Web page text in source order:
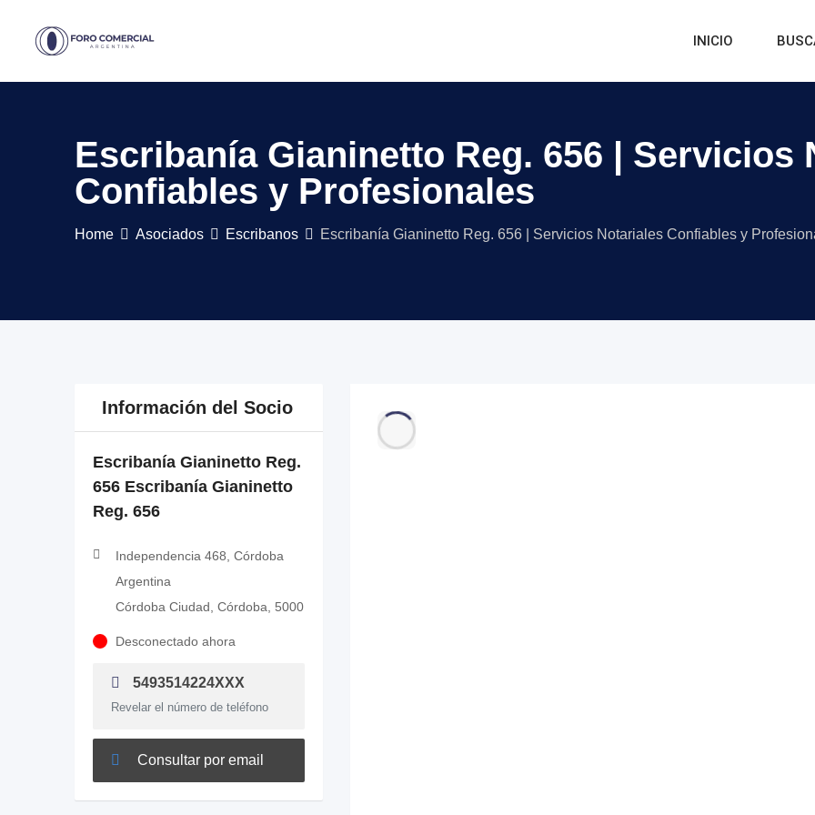
INICIO
Escribanía Gianinetto Reg. 656 | Servicios
Confiables y Profesionales
Home Asociados Escribanos Escribanía Gianinetto Reg. 656 | Servicios Notariales Confiables y
Información del Socio
Escribanía Gianinetto Reg.
656 Escribanía Gianinetto
Reg. 656
Independencia 468, Córdoba
Argentina
Córdoba Ciudad, Córdoba, 5000
Desconectado ahora
5493514224XXX
Revelar el número de teléfono
Consultar por email